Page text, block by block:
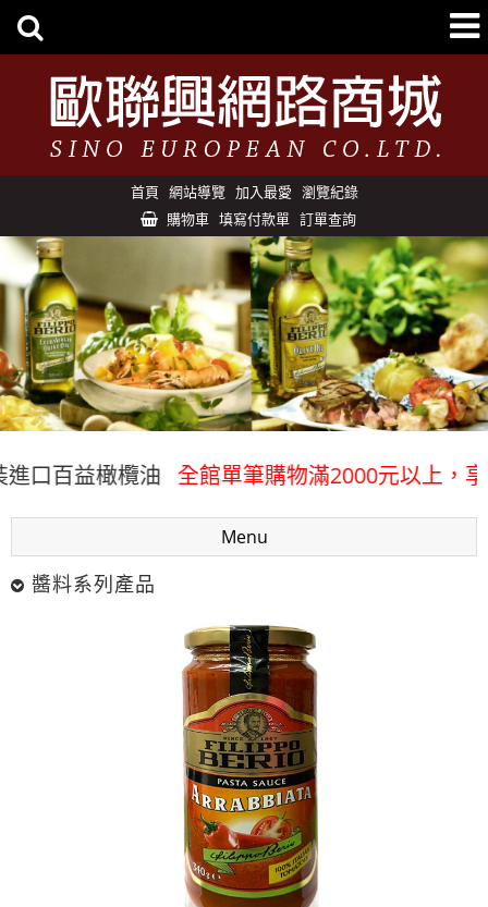
首頁 網站導覽 加入最愛 瀏覽紀錄
購物車 填寫付款單 訂單查詢
百益橄欖油 全館單筆購物滿2000元以上，享免
Menu
醬料系列產品